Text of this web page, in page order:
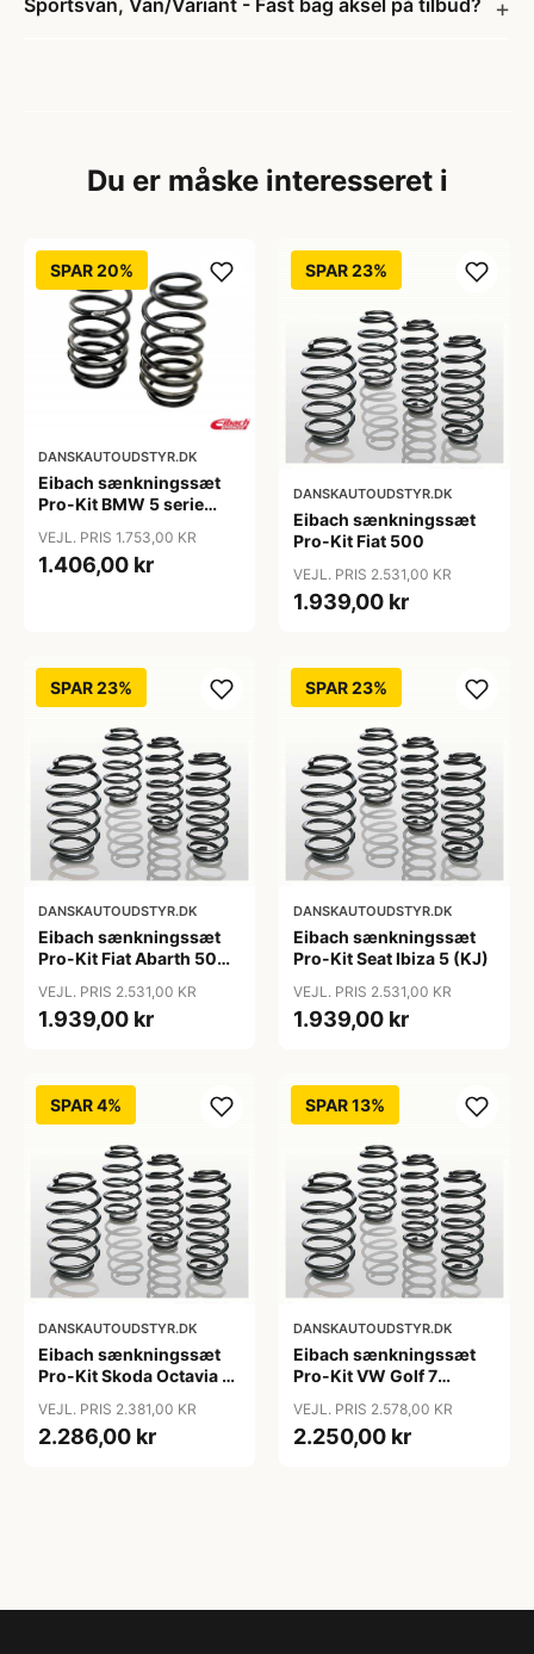
Sportsvan, Van/Variant - Fast bag aksel på tilbud?
Du er måske interesseret i
SPAR 20%
DANSKAUTOUDSTYR.DK
Eibach sænkningssæt
Pro-Kit BMW 5 serie
VEJL. PRIS 1.753,00 KR
1.406,00 kr
SPAR 23%
DANSKAUTOUDSTYR.DK
Eibach sænkningssæt
Pro-Kit Fiat 500
VEJL. PRIS 2.531,00 KR
1.939,00 kr
SPAR 23%
DANSKAUTOUDSTYR.DK
Eibach sænkningssæt
Pro-Kit Fiat Abarth 500
VEJL. PRIS 2.531,00 KR
1.939,00 kr
SPAR 23%
DANSKAUTOUDSTYR.DK
Eibach sænkningssæt
Pro-Kit Seat Ibiza 5 (KJ)
VEJL. PRIS 2.531,00 KR
1.939,00 kr
SPAR 4%
DANSKAUTOUDSTYR.DK
Eibach sænkningssæt
Pro-Kit Skoda Octavia 3
Hatchback (5E3, NL3,
NR3) - Fast bagaksel
VEJL. PRIS 2.381,00 KR
2.286,00 kr
SPAR 13%
DANSKAUTOUDSTYR.DK
Eibach sænkningssæt
Pro-Kit VW Golf 7
BE1, BE2)
VEJL. PRIS 2.578,00 KR
2.250,00 kr